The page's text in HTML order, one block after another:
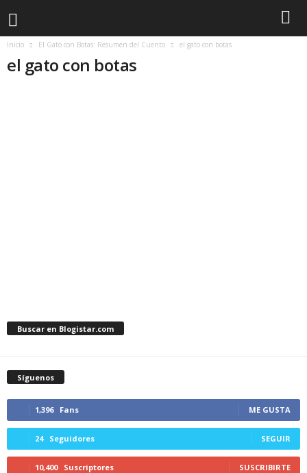
Inicio El Gato con Botas: Resumen del Cuento el gato con botas
el gato con botas
Buscar en Blogistar.com
Síguenos
1,396 Fans ME GUSTA
24 Seguidores SEGUIR
10,400 Suscriptores SUSCRIBIRTE